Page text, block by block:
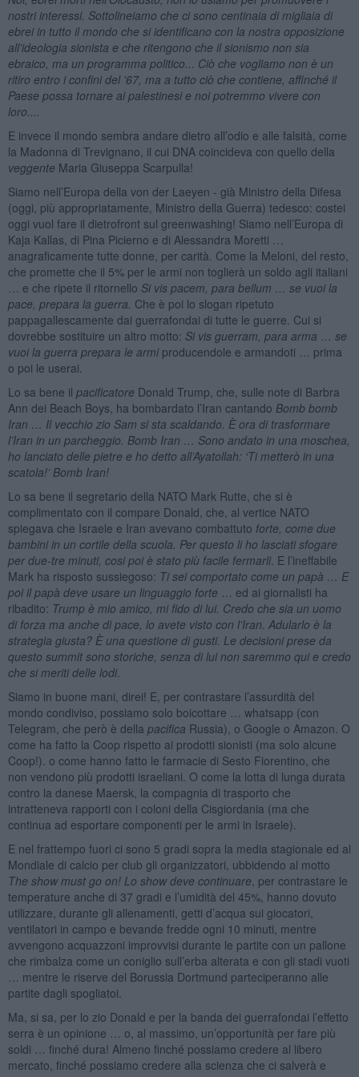
nostri interessi. Sottolineiamo che ci sono centinaia di migliaia di
ebrei in tutto il mondo che si identificano con la nostra opposizione
all'ideologia sionista e che ritengono che il sionismo non sia
ebraico, ma un programma politico... Ciò che vogliamo non è un
ritiro entro i confini del '67, ma a tutto ciò che contiene, affinché il
Paese possa tornare ai palestinesi e noi potremmo vivere con
loro....
E invece il mondo sembra andare dietro all’odio e alle falsità, come
la Madonna di Trevignano, il cui DNA coincideva con quello della
veggente Maria Giuseppa Scarpulla!
Siamo nell’Europa della von der Laeyen - già Ministro della Difesa
(oggi, più appropriatamente, Ministro della Guerra) tedesco: costei
oggi vuol fare il dietrofront sul greenwashing! Siamo nell’Europa di
Kaja Kallas, di Pina Picierno e di Alessandra Moretti …
anagraficamente tutte donne, per carità. Come la Meloni, del resto,
che promette che il 5% per le armi non toglierà un soldo agli italiani
… e che ripete il ritornello Si vis pacem, para bellum … se vuoi la
pace, prepara la guerra. Che è poi lo slogan ripetuto
pappagallescamente dai guerrafondai di tutte le guerre. Cui si
dovrebbe sostituire un altro motto: Si vis guerram, para arma … se
vuoi la guerra prepara le armi producendole e armandoti … prima
o poi le userai.
Lo sa bene il pacificatore Donald Trump, che, sulle note di Barbra
Ann dei Beach Boys, ha bombardato l’Iran cantando Bomb bomb
Iran … Il vecchio zio Sam si sta scaldando. È ora di trasformare
l’Iran in un parcheggio. Bomb Iran … Sono andato in una moschea,
ho lanciato delle pietre e ho detto all’Ayatollah: ‘Ti metterò in una
scatola!’ Bomb Iran!
Lo sa bene il segretario della NATO Mark Rutte, che si è
complimentato con il compare Donald, che, al vertice NATO
spiegava che Israele e Iran avevano combattuto forte, come due
bambini in un cortile della scuola. Per questo li ho lasciati sfogare
per due-tre minuti, cosi poi è stato più facile fermarli. E l’ineffabile
Mark ha risposto sussiegoso: Ti sei comportato come un papà … E
poi il papà deve usare un linguaggio forte … ed ai giornalisti ha
ribadito: Trump è mio amico, mi fido di lui. Credo che sia un uomo
di forza ma anche di pace, lo avete visto con l’Iran. Adularlo è la
strategia giusta? È una questione di gusti. Le decisioni prese da
questo summit sono storiche, senza di lui non saremmo qui e credo
che si meriti delle lodi.
Siamo in buone mani, direi! E, per contrastare l’assurdità del
mondo condiviso, possiamo solo boicottare … whatsapp (con
Telegram, che però è della pacifica Russia), o Google o Amazon. O
come ha fatto la Coop rispetto ai prodotti sionisti (ma solo alcune
Coop!). o come hanno fatto le farmacie di Sesto Fiorentino, che
non vendono più prodotti israeliani. O come la lotta di lunga durata
contro la danese Maersk, la compagnia di trasporto che
intratteneva rapporti con i coloni della Cisgiordania (ma che
continua ad esportare componenti per le armi in Israele).
E nel frattempo fuori ci sono 5 gradi sopra la media stagionale ed al
Mondiale di calcio per club gli organizzatori, ubbidendo al motto
The show must go on! Lo show deve continuare , per contrastare le
temperature anche di 37 gradi e l’umidità del 45%, hanno dovuto
utilizzare, durante gli allenamenti, getti d’acqua sui giocatori,
ventilatori in campo e bevande fredde ogni 10 minuti, mentre
avvengono acquazzoni improvvisi durante le partite con un pallone
che rimbalza come un coniglio sull’erba alterata e con gli stadi vuoti
… mentre le riserve del Borussia Dortmund parteciperanno alle
partite dagli spogliatoi.
Ma, si sa, per lo zio Donald e per la banda dei guerrafondai l’effetto
serra è un opinione … o, al massimo, un’opportunità per fare più
soldi … finché dura! Almeno finché possiamo credere al libero
mercato, finché possiamo credere alla scienza che ci salverà e